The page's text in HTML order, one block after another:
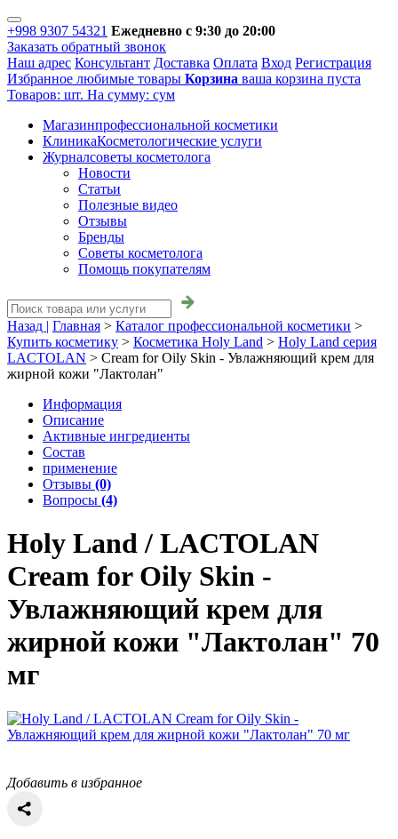
+998 9307 54321 Ежедневно с 9:30 до 20:00
Заказать обратный звонок
Наш адрес Консультант Доставка Оплата Вход Регистрация
Избранное любимые товары Корзина ваша корзина пуста
Товаров: шт. На сумму: сум
Магазинпрофессиональной косметики
КлиникаКосметологические услуги
Журналсоветы косметолога
Новости
Статьи
Полезные видео
Отзывы
Бренды
Советы косметолога
Помощь покупателям
Назад | Главная > Каталог профессиональной косметики >
Купить косметику > Косметика Holy Land > Holy Land серия
LACTOLAN > Cream for Oily Skin - Увлажняющий крем для
жирной кожи "Лактолан"
Информация
Описание
Активные ингредиенты
Состав
применение
Отзывы (0)
Вопросы (4)
Holy Land / LACTOLAN
Cream for Oily Skin -
Увлажняющий крем для
жирной кожи "Лактолан" 70
мг
Добавить в избранное